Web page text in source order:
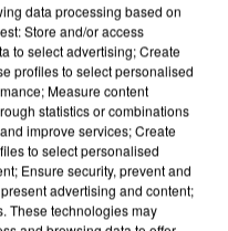
data processing based on
Store and/or access
to select advertising; Create
profiles to select personalised
Measure content
statistics or combinations
improve services; Create
to select personalised
Ensure security, prevent and
advertising and content;
These technologies may